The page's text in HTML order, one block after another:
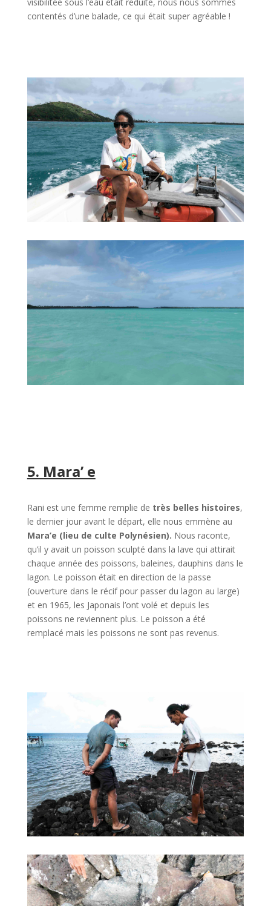
contentés d’une balade, ce qui était super agréable !
5. Mara’ e
Rani est une femme remplie de très belles histoires,
le dernier jour avant le départ, elle nous emmène au
Mara’e (lieu de culte Polynésien). Nous raconte,
qu’il y avait un poisson sculpté dans la lave qui attirait
chaque année des poissons, baleines, dauphins dans le
lagon. Le poisson était en direction de la passe
(ouverture dans le récif pour passer du lagon au large)
et en 1965, les Japonais l’ont volé et depuis les
poissons ne reviennent plus. Le poisson a été
remplacé mais les poissons ne sont pas revenus.